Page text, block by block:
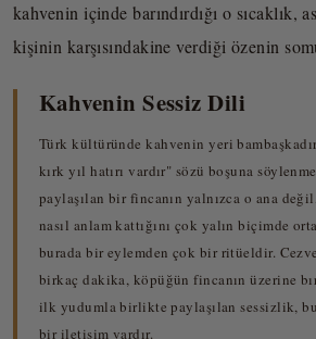
kahvenin içinde barındırdığı o sıcaklık,
kişinin karşısındakine verdiği özenin
Kahvenin Sessiz Dili
Türk kültüründe kahvenin yeri
kırk yıl hatırı vardır" sözü boşuna
paylaşılan bir fincanın yalnızca o ana
nasıl anlam kattığını çok yalın biçimde
burada bir eylemden çok bir ritüeldir.
birkaç dakika, köpüğün fincanın üzerine
ilk yudumla birlikte paylaşılan sessizlik,
bir iletişim vardır.